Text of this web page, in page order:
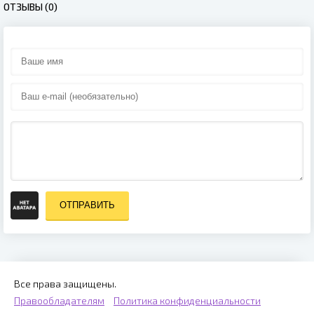
ОТЗЫВЫ (0)
ОТПРАВИТЬ
Все права защищены.
Правообладателям
Политика конфиденциальности